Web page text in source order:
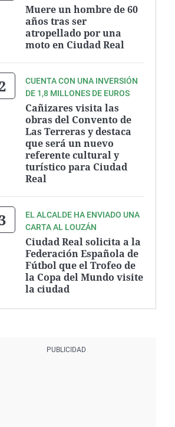
CATÓLICOS
Muere un hombre de 60
años tras ser
atropellado por una
moto en Ciudad Real
CUENTA CON UNA INVERSIÓN
DE 1,8 MILLONES DE EUROS
Cañizares visita las
obras del Convento de
Las Terreras y destaca
que será un nuevo
referente cultural y
turístico para Ciudad
Real
EL ALCALDE HA ENVIADO UNA
CARTA AL LOUZÁN
Ciudad Real solicita a la
Federación Española de
Fútbol que el Trofeo de
la Copa del Mundo visite
la ciudad